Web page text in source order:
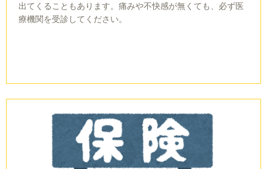
出てくることもあります。痛みや不快感が無くても、必ず医
療機関を受診してください。